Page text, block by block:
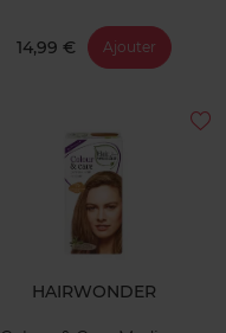
14,99 € Ajouter
HAIRWONDER